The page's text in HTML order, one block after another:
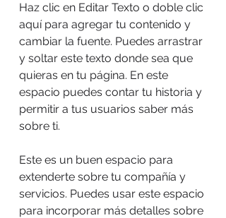
Haz clic en Editar Texto o doble clic
aquí para agregar tu contenido y
cambiar la fuente. Puedes arrastrar
y soltar este texto donde sea que
quieras en tu página. En este
espacio puedes contar tu historia y
permitir a tus usuarios saber más
sobre ti.
Este es un buen espacio para
extenderte sobre tu compañía y
servicios. Puedes usar este espacio
para incorporar más detalles sobre